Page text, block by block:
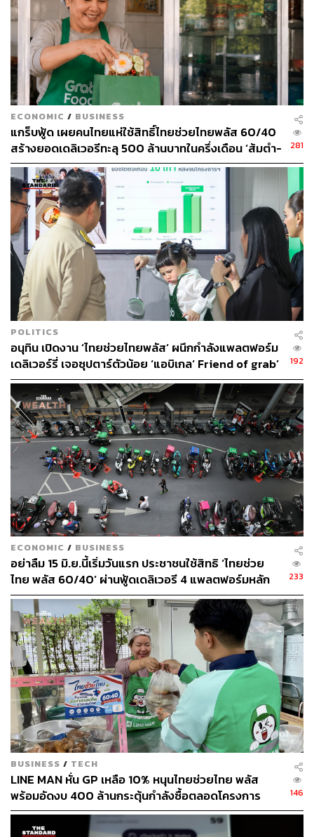
1.1K
ABOUT THE AUTHOR
ปณชัย อารีเพิ่มพร
นักการตลาดผู้ฝักใฝ่ในแวดวงนวัตกรรมและ
เทคโนโลยี แต่บางทีก็เผลอมีใจให้วัฒนธรรม
POP อยู่ร่ำไป ใช้เวลาว่างไปกับการเสพศิลป์
และเฝ้ามองปรากฏการณ์ทางสังคม
ECONOMIC / BUSINESS
แกร็บฟู้ด เผยคนไทยแห่ใช้สิทธิ์ไทยช่วยไทยพลัส 60/40
สร้างยอดเดลิเวอรีทะลุ 500 ล้านบาทในครึ่งเดือน ‘ส้มตำ-
ชาไทย’ ขึ้นแท่นเมนูยอดฮิต
281
POLITICS
อนุทิน เปิดงาน ‘ไทยช่วยไทยพลัส’ ผนึกกำลังแพลตฟอร์ม
เดลิเวอร์รี่ เจอซุปตาร์ตัวน้อย ‘แอบิเกล‘ Friend of grab’
192
ECONOMIC / BUSINESS
อย่าลืม 15 มิ.ย.นี้เริ่มวันแรก ประชาชนใช้สิทธิ ‘ไทยช่วย
ไทย พลัส 60/40’ ผ่านฟู้ดเดลิเวอรี 4 แพลตฟอร์มหลัก
ร้านค้าสมัครผ่านแอปฯ ถุงเงิน
233
BUSINESS / TECH
LINE MAN หั่น GP เหลือ 10% หนุนไทยช่วยไทย พลัส
พร้อมอัดงบ 400 ล้านกระตุ้นกำลังซื้อตลอดโครงการ
146